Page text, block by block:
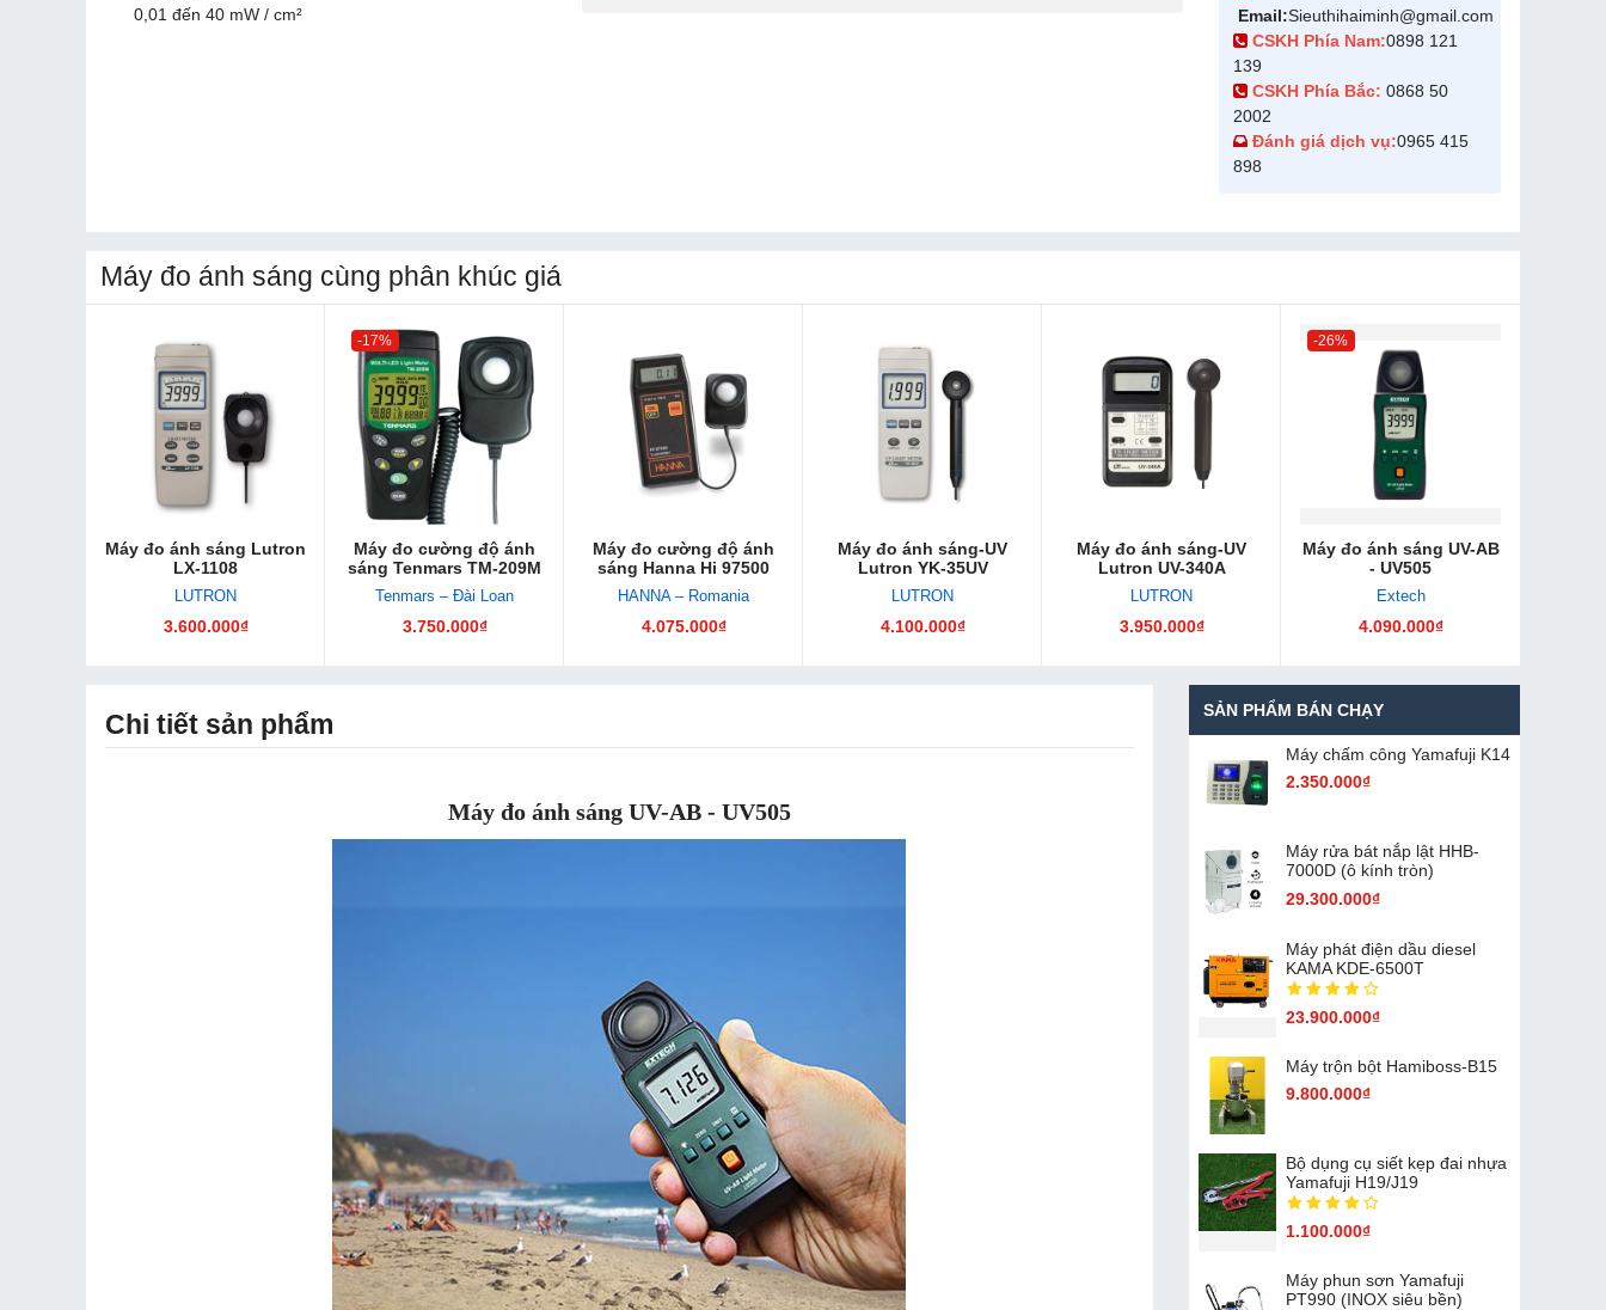
0,01 đến 40 mW / cm²
Email:Sieuthihaiminh@gmail.com
CSKH Phía Nam:0898 121
139
CSKH Phía Bắc: 0868 50
2002
Đánh giá dịch vụ:0965 415
898
Máy đo ánh sáng cùng phân khúc giá
Máy đo ánh sáng Lutron
LX-1108
LUTRON
3.600.000₫
-17%
Máy đo cường độ ánh
sáng Tenmars TM-209M
Tenmars – Đài Loan
3.750.000₫
Máy đo cường độ ánh
sáng Hanna Hi 97500
HANNA – Romania
4.075.000₫
Máy đo ánh sáng-UV
Lutron YK-35UV
LUTRON
4.100.000₫
Máy đo ánh sáng-UV
Lutron UV-340A
LUTRON
3.950.000₫
-26%
Máy đo ánh sáng UV-AB
- UV505
Extech
4.090.000₫
Chi tiết sản phẩm
Máy đo ánh sáng UV-AB - UV505
SẢN PHẨM BÁN CHẠY
Máy chấm cô​ng Yamafuji K14
2.350.000₫
Máy rửa bát nắp lật HHB-
7000D (ô kính tròn)
29.300.000₫
Máy phát điện dầu diesel
KAMA KDE-6500T
23.900.000₫
Máy trộn bột Hamiboss-B15
9.800.000₫
Bộ dụng cụ siết kẹp đai nhựa
Yamafuji H19/J19
1.100.000₫
Máy phun sơn Yamafuji
PT990 (INOX siêu bền)